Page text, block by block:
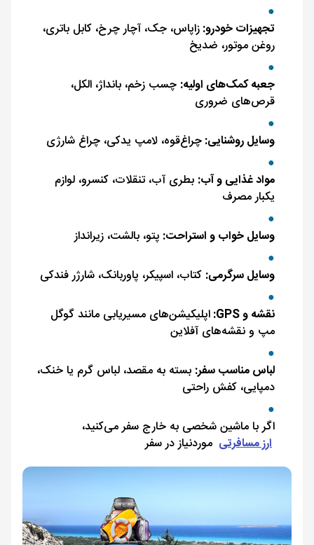
تجهیزات خودرو:زاپاس، جک، آچار چرخ، کابل باتری،
روغن موتور، ضدیخ
جعبه کمک‌های اولیه: چسب زخم، بانداژ، الکل،
قرص‌های ضروری
وسایل روشنایی:چراغ‌قوه، لامپ یدکی، چراغ شارژی
مواد غذایی و آب: بطری آب، تنقلات، کنسرو، لوازم
یکبار مصرف
وسایل خواب و استراحت: پتو، بالشت، زیرانداز
وسایل سرگرمی: کتاب، اسپیکر، پاوربانک، شارژر فندکی
نقشه و GPS:
اپلیکیشن‌های مسیریابی مانند گوگل
مپ و نقشه‌های آفلاین
لباس مناسب سفر: بسته به مقصد، لباس گرم یا خنک،
دمپایی، کفش راحتی
اگر با ماشین شخصی به خارج سفر می‌کنید،
ارز مسافرتی موردنیاز در سفر